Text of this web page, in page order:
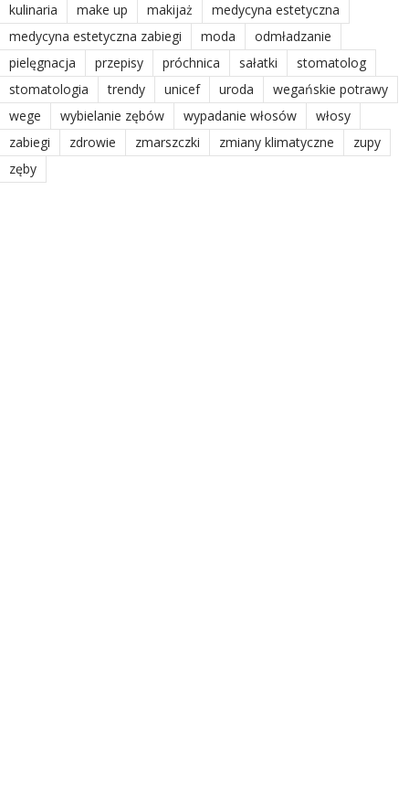
kulinaria
make up makijaż
medycyna estetyczna
medycyna estetyczna zabiegi
moda
odmładzanie
pielęgnacja
przepisy próchnica sałatki
stomatolog
stomatologia
trendy unicef uroda
wegańskie potrawy
wege
wybielanie zębów wypadanie włosów
włosy
zabiegi
zdrowie zmarszczki zmiany klimatyczne
zupy
zęby